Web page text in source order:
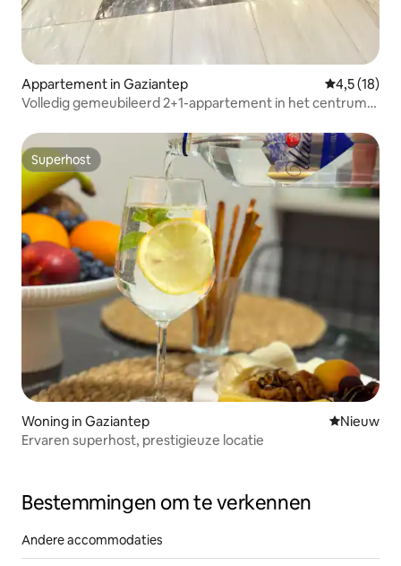
Appartement in Gaziantep
4,5 (18)
Volledig gemeubileerd 2+1-appartement in het centrum
Superhost
Superhost
Woning in Gaziantep Nieuwe
Nieuw
Ervaren superhost, prestigieuze locatie
Bestemmingen om te verkennen
Andere accommodaties